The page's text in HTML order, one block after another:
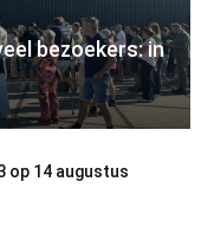
bezoekers: in
op 14 augustus